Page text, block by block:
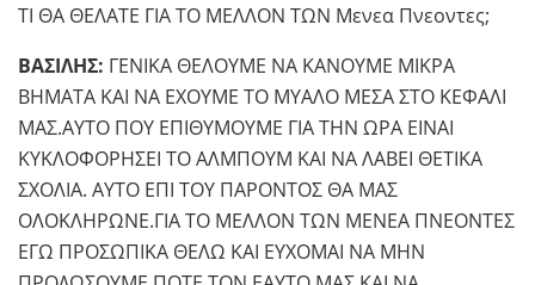
ΤΙ ΘΑ ΘΕΛΑΤΕ ΓΙΑ ΤΟ ΜΕΛΛΟΝ ΤΩΝ Μενεα Πνεοντες;
ΒΑΣΙΛΗΣ: ΓΕΝΙΚΑ ΘΕΛΟΥΜΕ ΝΑ ΚΑΝΟΥΜΕ ΜΙΚΡΑ
ΒΗΜΑΤΑ ΚΑΙ ΝΑ ΕΧΟΥΜΕ ΤΟ ΜΥΑΛΟ ΜΕΣΑ ΣΤΟ ΚΕΦΑΛΙ
ΜΑΣ.ΑΥΤΟ ΠΟΥ ΕΠΙΘΥΜΟΥΜΕ ΓΙΑ ΤΗΝ ΩΡΑ ΕΙΝΑΙ
ΚΥΚΛΟΦΟΡΗΣΕΙ ΤΟ ΑΛΜΠΟΥΜ ΚΑΙ ΝΑ ΛΑΒΕΙ ΘΕΤΙΚΑ
ΣΧΟΛΙΑ. ΑΥΤΟ ΕΠΙ ΤΟΥ ΠΑΡΟΝΤΟΣ ΘΑ ΜΑΣ
ΟΛΟΚΛΗΡΩΝΕ.ΓΙΑ ΤΟ ΜΕΛΛΟΝ ΤΩΝ ΜΕΝΕΑ ΠΝΕΟΝΤΕΣ
ΕΓΩ ΠΡΟΣΩΠΙΚΑ ΘΕΛΩ ΚΑΙ ΕΥΧΟΜΑΙ ΝΑ ΜΗΝ